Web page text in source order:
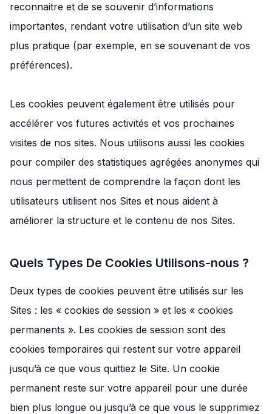
reconnaitre et de se souvenir d’informations
importantes, rendant votre utilisation d’un site web
plus pratique (par exemple, en se souvenant de vos
préférences).
Les cookies peuvent également être utilisés pour
accélérer vos futures activités et vos prochaines
visites de nos sites. Nous utilisons aussi les cookies
pour compiler des statistiques agrégées anonymes qui
nous permettent de comprendre la façon dont les
utilisateurs utilisent nos Sites et nous aident à
améliorer la structure et le contenu de nos Sites.
Quels Types De Cookies Utilisons-nous ?
Deux types de cookies peuvent être utilisés sur les
Sites : les « cookies de session » et les « cookies
permanents ». Les cookies de session sont des
cookies temporaires qui restent sur votre appareil
jusqu’à ce que vous quittiez le Site. Un cookie
permanent reste sur votre appareil pour une durée
bien plus longue ou jusqu’à ce que vous le supprimiez